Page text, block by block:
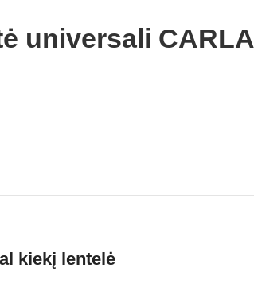
universali CARLA
kiekį lentelė